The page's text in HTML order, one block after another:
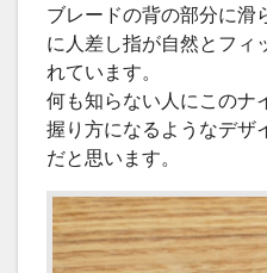
ブレードの背の部分に滑
に人差し指が自然とフィ
れています。
何も知らない人にこのナ
握り方になるようなデザ
だと思います。